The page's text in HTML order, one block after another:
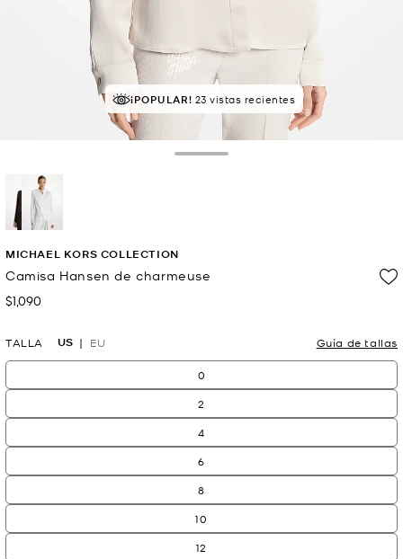
¡POPULAR! 23 vistas recientes
MICHAEL KORS COLLECTION
Camisa Hansen de charmeuse
Ahora
$1,090
TALLA US EU Guía de tallas
0
2
4
6
8
10
12